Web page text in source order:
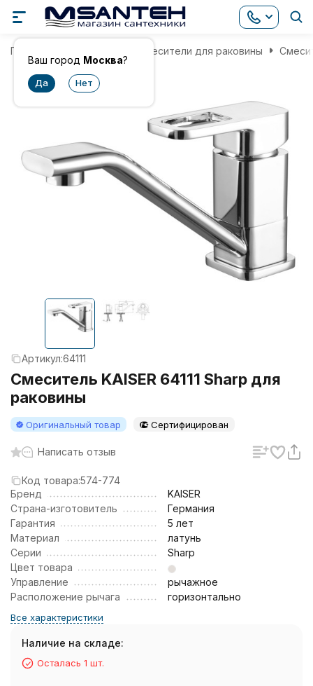
Ваш город Москва?
Главная Смесители для раковины
Артикул:64111
Смеситель KAISER 64111 Sharp для
раковины
Оригинальный товар Сертифицирован
Написать отзыв
Код товара:574-774
Бренд
KAISER
Страна-изготовитель
Германия
Гарантия
5 лет
Материал
латунь
Серии
Sharp
Цвет товара
Управление
рычажное
Расположение рычага
горизонтально
Все характеристики
Наличие на складе:
Осталась 1 шт.